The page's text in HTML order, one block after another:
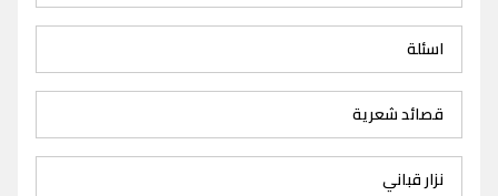
اسئلة
قصائد شعرية
نزار قباني